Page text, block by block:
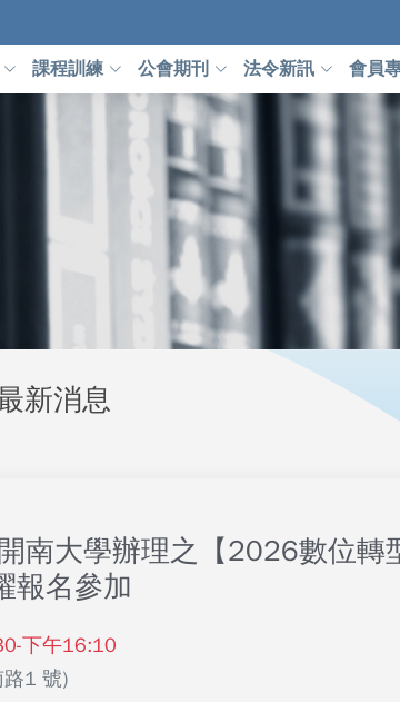
課程訓練 公會期刊 法令新訊 會員
新消息
南大學辦理之【2026數位轉
報名參加
下午16:10
1 號)